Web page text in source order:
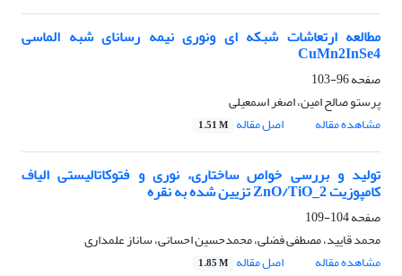
مطالعه ارتعاشات شبکه ای ونوری نیمه رسانای شبه الماسی
CuMn2InSe4
صفحه96-103
پرستو صالح امین، اصغر اسمعیلی
مشاهده مقاله
اصل مقاله 1.51 M
تولید و بررسی خواص ساختاری، نوری و فتوکاتالیستی الیاف
کامپوزیت ZnO/TiO_2 تزیین شده به نقره
صفحه104-109
محمد قایید، مصطفی فضلی، محمدحسین احسانی، ساناز علمداری
مشاهده مقاله
اصل مقاله 1.85 M